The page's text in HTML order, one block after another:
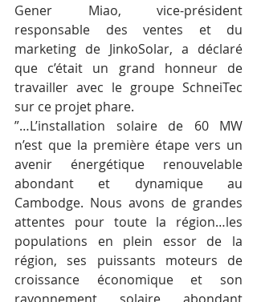
Gener Miao, vice-président
responsable des ventes et du
marketing de JinkoSolar, a déclaré
que c’était un grand honneur de
travailler avec le groupe SchneiTec
sur ce projet phare.
”…L’installation solaire de 60 MW
n’est que la première étape vers un
avenir énergétique renouvelable
abondant et dynamique au
Cambodge. Nous avons de grandes
attentes pour toute la région…les
populations en plein essor de la
région, ses puissants moteurs de
croissance économique et son